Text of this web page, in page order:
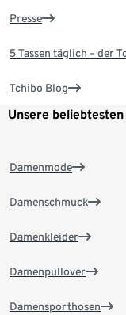
Presse
5 Tassen täglich – der
Tchibo Blog
Unsere
Damenmode
Damenschmuck
Damenkleider
Damenpullover
Damensporthosen